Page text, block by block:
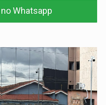
Whatsapp